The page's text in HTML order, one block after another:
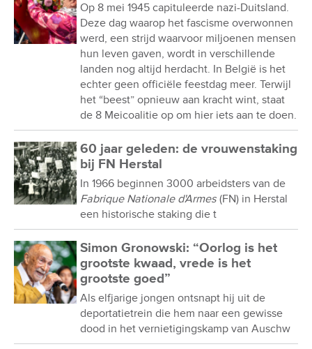
Op 8 mei 1945 capituleerde nazi-Duitsland.
Deze dag waarop het fascisme overwonnen
werd, een strijd waarvoor miljoenen mensen
hun leven gaven, wordt in verschillende
landen nog altijd herdacht. In België is het
echter geen officiële feestdag meer. Terwijl
het “beest” opnieuw aan kracht wint, staat
de 8 Meicoalitie op om hier iets aan te doen.
60 jaar geleden: de vrouwenstaking
bij FN Herstal
In 1966 beginnen 3000 arbeidsters van de
Fabrique Nationale d'Armes (FN) in Herstal
een historische staking die t
Simon Gronowski: “Oorlog is het
grootste kwaad, vrede is het
grootste goed”
Als elfjarige jongen ontsnapt hij uit de
deportatietrein die hem naar een gewisse
dood in het vernietigingskamp van Auschw